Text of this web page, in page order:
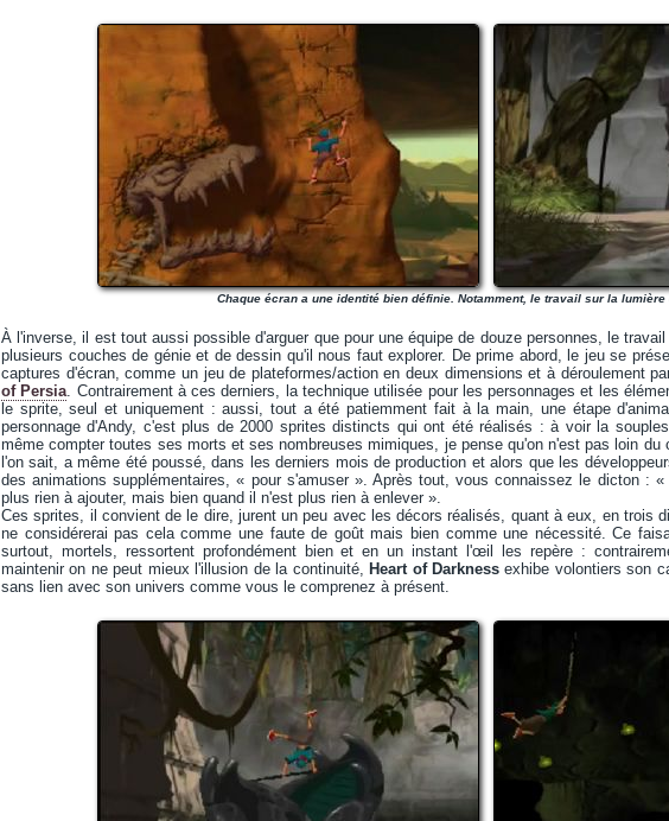
Chaque écran a une identité bien définie. Notamment, le travail sur la lumière
À l'inverse, il est tout aussi possible d'arguer que pour une équipe de douze personnes, le
plusieurs couches de génie et de dessin qu'il nous faut explorer. De prime abord, le jeu se
captures d'écran, comme un jeu de plateformes/action en deux dimensions et à déroulement
of Persia. Contrairement à ces derniers, la technique utilisée pour les personnages et les
le sprite, seul et uniquement : aussi, tout a été patiemment fait à la main, une étape
personnage d'Andy, c'est plus de 2000 sprites distincts qui ont été réalisés : à voir la
même compter toutes ses morts et ses nombreuses mimiques, je pense qu'on n'est pas loin
l'on sait, a même été poussé, dans les derniers mois de production et alors que les
des animations supplémentaires, « pour s'amuser ». Après tout, vous connaissez le dicton :
plus rien à ajouter, mais bien quand il n'est plus rien à enlever ».
Ces sprites, il convient de le dire, jurent un peu avec les décors réalisés, quant à eux, en trois
ne considérerai pas cela comme une faute de goût mais bien comme une nécessité. Ce
surtout, mortels, ressortent profondément bien et en un instant l'œil les repère :
maintenir on ne peut mieux l'illusion de la continuité, Heart of Darkness exhibe volontiers son
sans lien avec son univers comme vous le comprenez à présent.